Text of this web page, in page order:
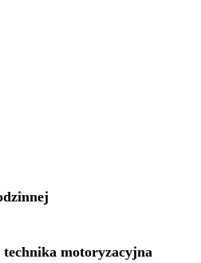
motoryzacyjna